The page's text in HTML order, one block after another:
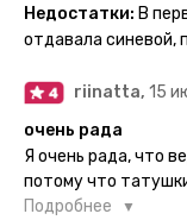
рисункам
другой способ
ночь, чтобы точно
сразу же
носится дольше,
её стоит наносить.
водой спокойно
Недостатки: В
отдавала синевой,
riinatta, 15
очень рада
Я очень рада, что
потому что
просто не
Подробнее